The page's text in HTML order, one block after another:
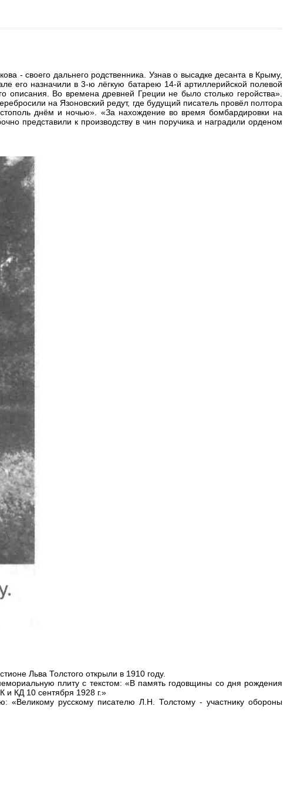
своего дальнего родственника. Узнав о высадке десанта в Крыму,
его назначили в 3-ю лёгкую батарею 14-й артиллерийской полевой
Во времена древней Греции не было столько геройства».
на Язоновский редут, где будущий писатель провёл полтора
днём и ночью». «За нахождение во время бомбардировки на
представили к производству в чин поручика и наградили орденом
Льва Толстого открыли в 1910 году.
плиту с текстом: «В память годовщины со дня рождения
и КД 10 сентября 1928 г.»
«Великому русскому писателю Л.Н. Толстому - участнику обороны